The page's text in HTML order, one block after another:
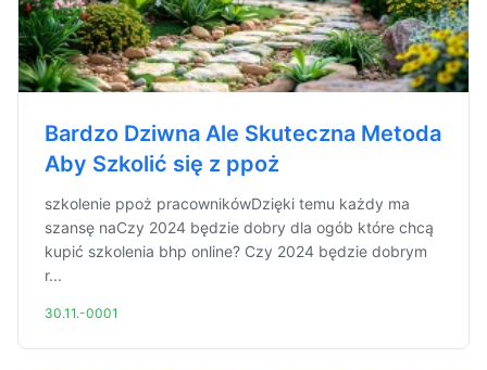
Bardzo Dziwna Ale Skuteczna Metoda
Aby Szkolić się z ppoż
szkolenie ppoż pracownikówDzięki temu każdy ma
szansę naCzy 2024 będzie dobry dla ogób które chcą
kupić szkolenia bhp online? Czy 2024 będzie dobrym
r...
30.11.-0001